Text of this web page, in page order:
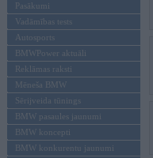
Pasākumi
Vadāmības tests
Autosports
BMWPower aktuāli
Reklāmas raksti
Mēneša BMW
Sērijveida tūnings
BMW pasaules jaunumi
BMW koncepti
BMW konkurentu jaunumi